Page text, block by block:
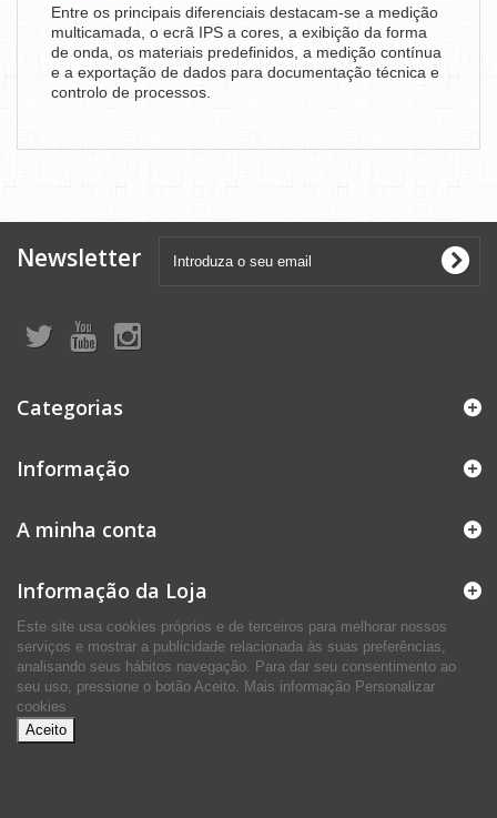
Entre os principais diferenciais destacam-se a medição
multicamada, o ecrã IPS a cores, a exibição da forma
de onda, os materiais predefinidos, a medição contínua
e a exportação de dados para documentação técnica e
controlo de processos.
Newsletter
Categorias
Informação
A minha conta
Informação da Loja
Este site usa cookies próprios e de terceiros para melhorar nossos
serviços e mostrar a publicidade relacionada às suas preferências,
analisando seus hábitos navegação. Para dar seu consentimento ao
seu uso, pressione o botão Aceito. Mais informação Personalizar
cookies
Aceito